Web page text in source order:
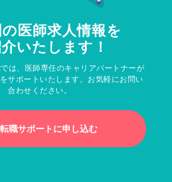
医師求人情報を
いたします！
は、医師専任のキャリアパートナーが
サポートいたします。お気軽にお問い
合わせください。
職サポートに申し込む